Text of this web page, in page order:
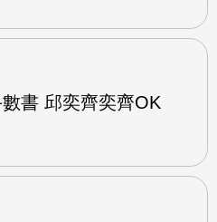
書 邱奕齊奕齊OK